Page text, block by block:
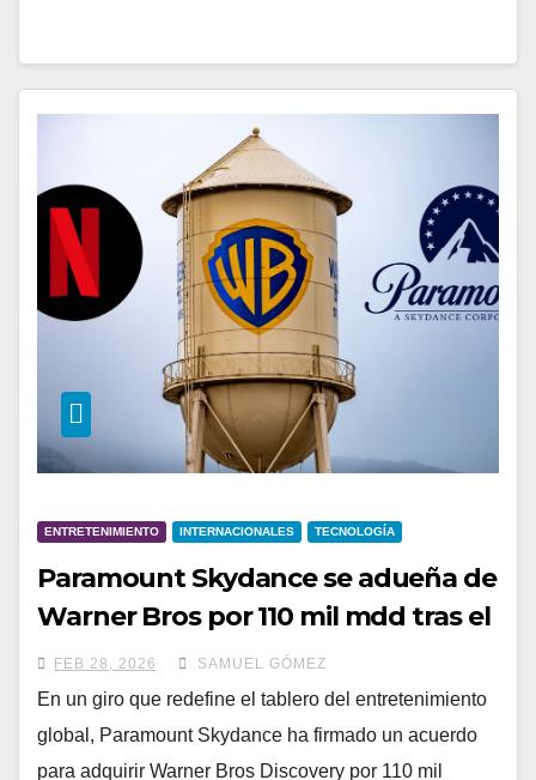
ENTRETENIMIENTO INTERNACIONALES TECNOLOGÍA
Paramount Skydance se adueña de
Warner Bros por 110 mil mdd tras el
retiro de Netflix
FEB 28, 2026 SAMUEL GÓMEZ
En un giro que redefine el tablero del entretenimiento
global, Paramount Skydance ha firmado un acuerdo
para adquirir Warner Bros Discovery por 110 mil